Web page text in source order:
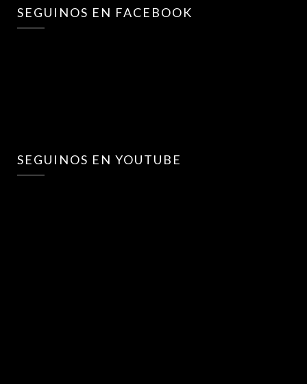
SEGUINOS EN FACEBOOK
SEGUINOS EN YOUTUBE